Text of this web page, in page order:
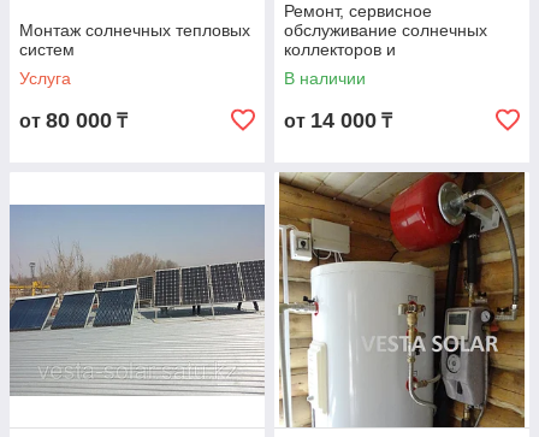
Монтаж солнечных тепловых
систем
Услуга
от 80 000 ₸
Ремонт, сервисное
обслуживание солнечных
коллекторов и
водонагревателей
В наличии
от 14 000 ₸